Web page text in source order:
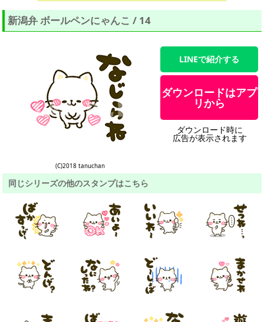
新潟弁 ボールペンにゃんこ / 14
(C)2018 tanuchan
LINEで紹介する
ダウンロードはアプ
リから
ダウンロード時に
広告が表示されます
同じシリーズの他のスタンプはこちら